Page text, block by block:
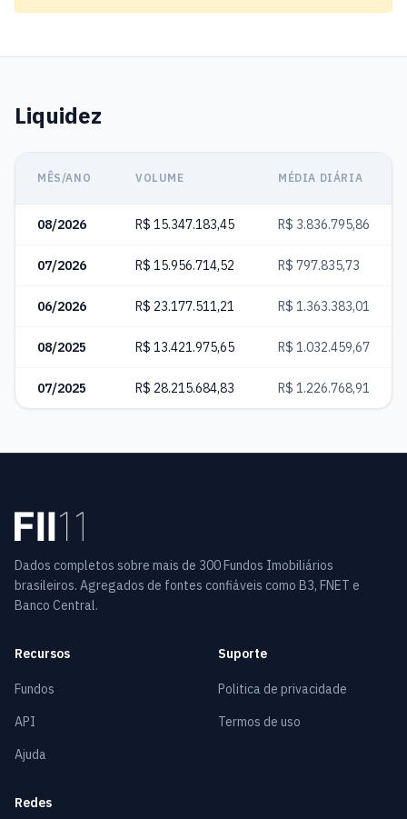
Liquidez
MÊS/ANO VOLUME MÉDIA DIÁRIA
08/2026 R$ 15.347.183,45 R$ 3.836.795,86
07/2026 R$ 15.956.714,52 R$ 797.835,73
06/2026 R$ 23.177.511,21 R$ 1.363.383,01
08/2025 R$ 13.421.975,65 R$ 1.032.459,67
07/2025 R$ 28.215.684,83 R$ 1.226.768,91
Dados completos sobre mais de 300 Fundos Imobiliários
brasileiros. Agregados de fontes confiáveis como B3, FNET e
Banco Central.
Recursos
Fundos
API
Ajuda
Suporte
Politica de privacidade
Termos de uso
Redes